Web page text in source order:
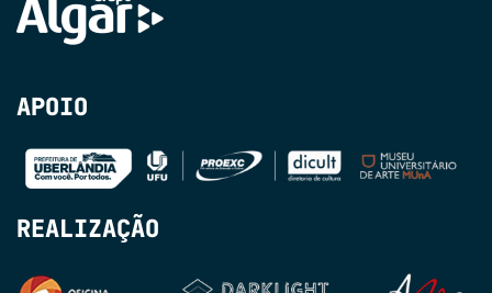
APOIO
REALIZAÇÃO